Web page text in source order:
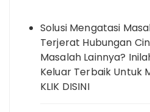
Solusi Mengatasi
Terjerat Hubungan
Masalah Lainnya?
Keluar Terbaik Untuk
KLIK DISINI